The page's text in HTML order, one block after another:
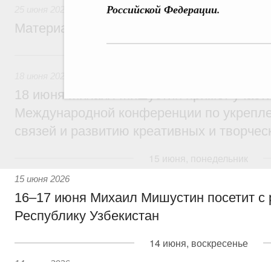
Российской Федерации.
Материалы к заседанию Правительства
18 июня Михаил Мишустин примет
Международной конференции по
связей и развитию креативных и
15 июня 2026
16–17 июня Михаил Мишустин посетит с
Республику Узбекистан
14 июня, воскресенье